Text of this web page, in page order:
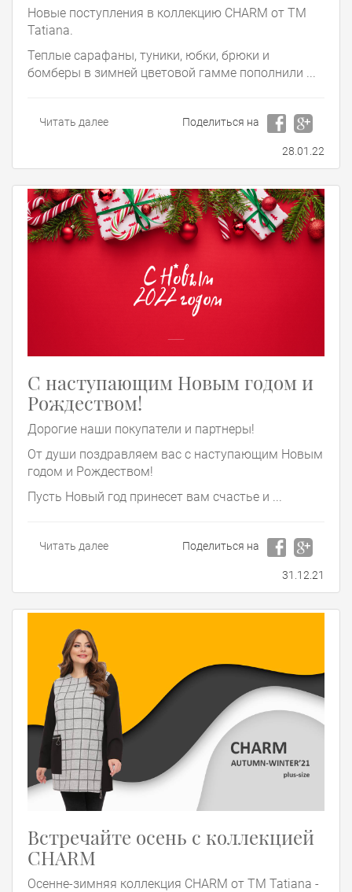
Новые поступления в коллекцию CHARM от ТМ
Tatiana.
Теплые сарафаны, туники, юбки, брюки и
бомберы в зимней цветовой гамме пополнили ...
Читать далее Поделиться на
28.01.22
С наступающим Новым годом и
Рождеством!
Дорогие наши покупатели и партнеры!
От души поздравляем вас с наступающим Новым
годом и Рождеством!
Пусть Новый год принесет вам счастье и ...
Читать далее Поделиться на
31.12.21
Встречайте осень с коллекцией
CHARM
Осенне-зимняя коллекция CHARM от ТМ Tatiana -